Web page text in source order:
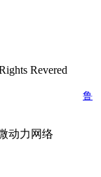
Revered
鲁
动力网络